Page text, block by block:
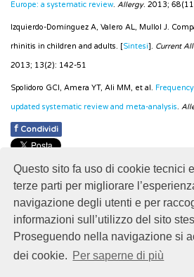
Questo sito fa uso di cookie tecnici
terze parti per migliorare
navigazione degli utenti e per
informazioni sull’utilizzo del sito
Proseguendo nella navigazione si
dei cookie. Per saperne di più
Europe: a systematic review. Allergy. 2013;
Izquierdo-Domínguez A, Valero AL, Mullol J.
rhinitis in children and adults. [Sintesi]. Current
2013; 13(2): 142-51
Spolidoro GCI, Amera YT, Ali MM, et al.
updated systematic review and meta-analysis.
f Condividi
Pubblicato: 28 Febbraio 2018
- Ultimo aggiornamento: 30 Ottobre
© 2018ISSalute - Sito